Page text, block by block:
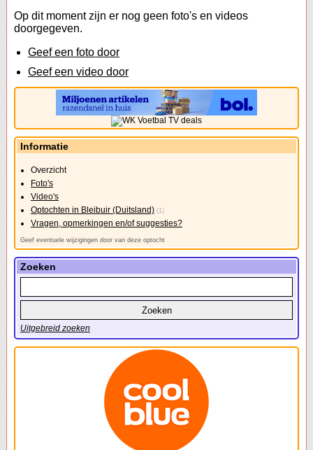
Op dit moment zijn er nog geen foto's en videos
doorgegeven.
Geef een foto door
Geef een video door
Informatie
Overzicht
Foto's
Video's
Optochten in Bleibuir (Duitsland) (1)
Vragen, opmerkingen en/of suggesties?
Geef eventuele wijzigingen door van deze optocht
Zoeken
Uitgebreid zoeken